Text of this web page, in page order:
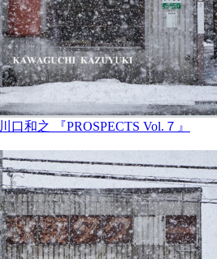
川口和之 『PROSPECTS Vol.７』